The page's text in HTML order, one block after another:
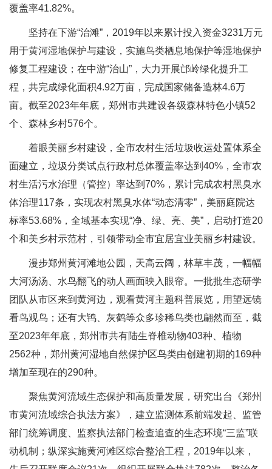
覆盖率41.82%。
坚持在下游“治滩”，2019年以来累计投入资金3231万元
用于黄河湿地保护与建设，实施鸟类栖息地保护等湿地保护
修复工程建设；在中游“治山”，大力开展邙岭绿化提升工
程，共完成绿化面积4.92万亩，完成国家储备造林4.6万
亩。截至2023年年底，郑州市共建设各级森林特色小镇52
个、森林乡村576个。
着眼美丽乡村建设，全市农村生活垃圾收运处置体系全
面建立，垃圾分类试点行政村总体覆盖率达到40%，全市农
村生活污水治理（管控）率达到70%，累计完成农村黑臭水
体治理117条，实现农村黑臭水体“动态清零”，美丽庭院达
标率53.68%，全域基本实现“净、绿、亮、美”，启动打造20
个和美乡村示范村，引领带动全市宜居宜业美丽乡村建设。
漫步郑州黄河滩地公园，天高云阔，林草丰茂，一幅幅
大河汤汤、水鸟翻飞的动人画面映入眼帘。一批批生态研学
团队从市区来到黄河边，观看黄河主题科普展览，用望远镜
看鸟观鸟；还有大鸨、灰鹤等众多珍稀鸟类也翩然而至，截
至2023年年底，郑州市共有陆生脊椎动物403种、植物
2562种，郑州黄河湿地自然保护区鸟类由创建初期的169种
增加至现在的290种。
聚焦黄河流域生态保护和高质量发展，研究出台《郑州
市黄河流域综合执法方案》，建立监测体系前端发起、监管
部门统筹调度、监察执法部门检查追查的生态环境“三监”联
动机制；纵深实施黄河滩区综合整治工程，2019年以来，